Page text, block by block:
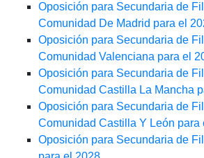
Oposición para Secundaria de
Comunidad De Madrid para el
Oposición para Secundaria de
Comunidad Valenciana para el
Oposición para Secundaria de
Comunidad Castilla La Mancha
Oposición para Secundaria de
Comunidad Castilla Y León para
Oposición para Secundaria de